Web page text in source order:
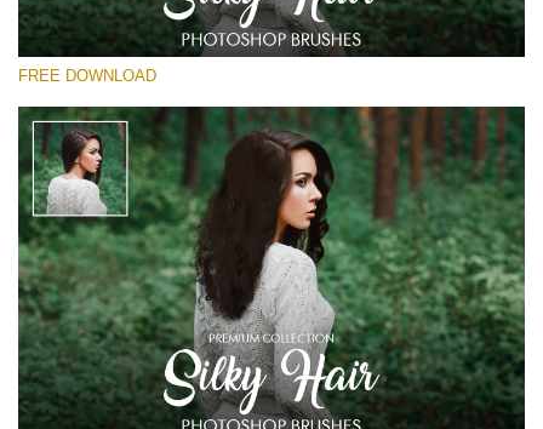
Por favor seleccione
Silky Hair
(40 Ps Brushes)
Descarga gratis
FREE DOWNLOAD